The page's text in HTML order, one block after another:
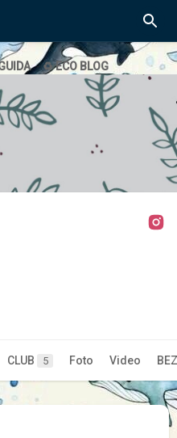
-♻️ ECO BLOG
CLUB 5 Foto Video BEZ